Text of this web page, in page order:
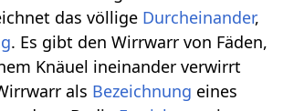
das völlige Durcheinander,
. Es gibt den Wirrwarr von Fäden,
Knäuel ineinander verwirrt
als Bezeichnung eines